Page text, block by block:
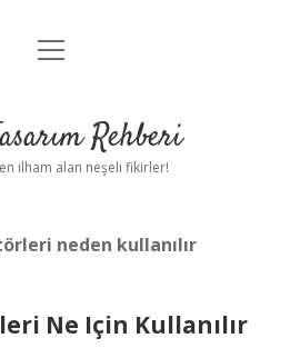
Anasayfa
Yasal Uyarı
menüyü
Rehberi
ilham alan neşeli fikirler!
neden kullanılır
Ne Için Kullanılır